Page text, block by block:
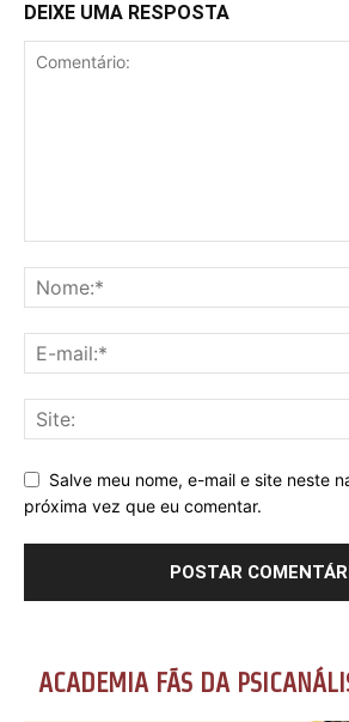
DEIXE UMA RESPOSTA
Salve meu nome, e-mail e site neste
próxima vez que eu comentar.
ACADEMIA FÃS DA